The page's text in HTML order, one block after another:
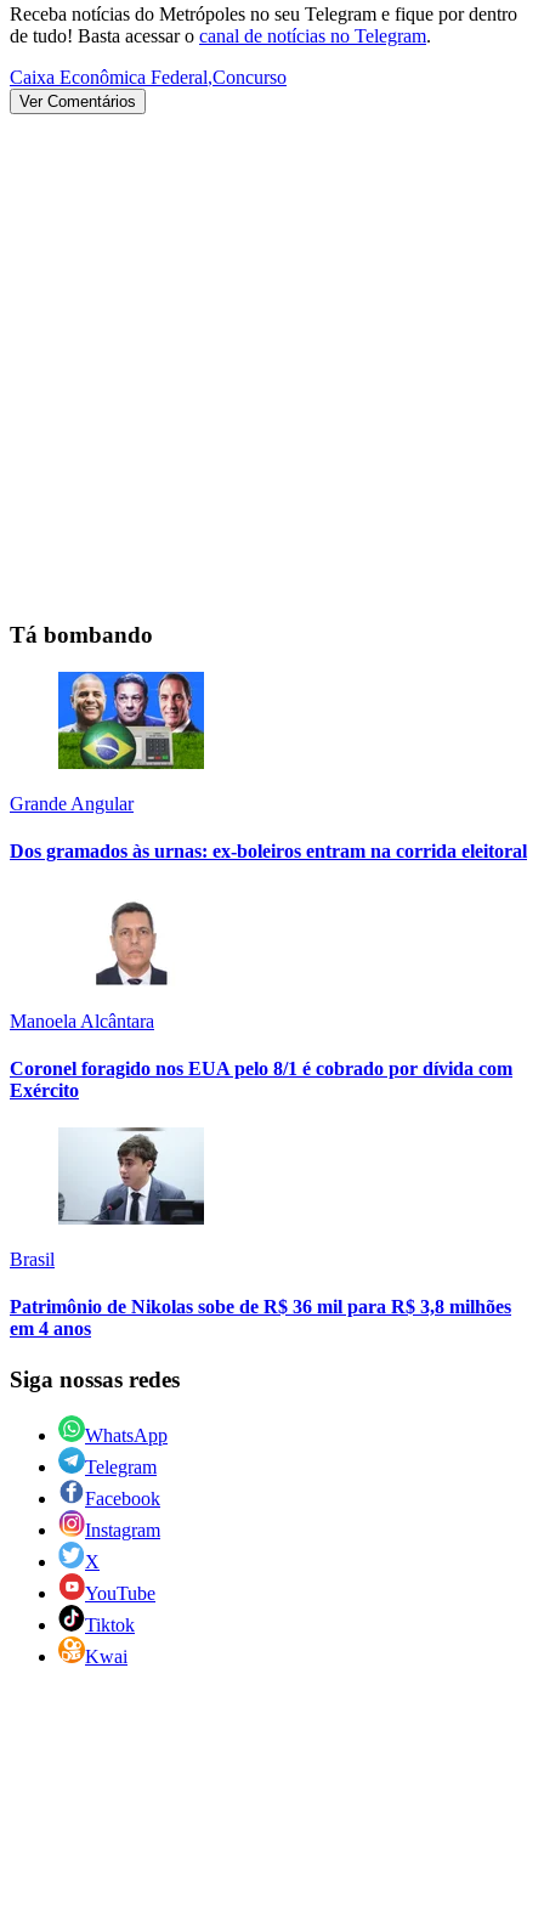
Receba notícias do Metrópoles no seu Telegram e fique por dentro
de tudo! Basta acessar o canal de notícias no Telegram.
Caixa Econômica Federal,Concurso
Ver Comentários
Tá bombando
Grande Angular
Dos gramados às urnas: ex-boleiros entram na corrida eleitoral
Manoela Alcântara
Coronel foragido nos EUA pelo 8/1 é cobrado por dívida com
Exército
Brasil
Patrimônio de Nikolas sobe de R$ 36 mil para R$ 3,8 milhões
em 4 anos
Siga nossas redes
WhatsApp
Telegram
Facebook
Instagram
X
YouTube
Tiktok
Kwai